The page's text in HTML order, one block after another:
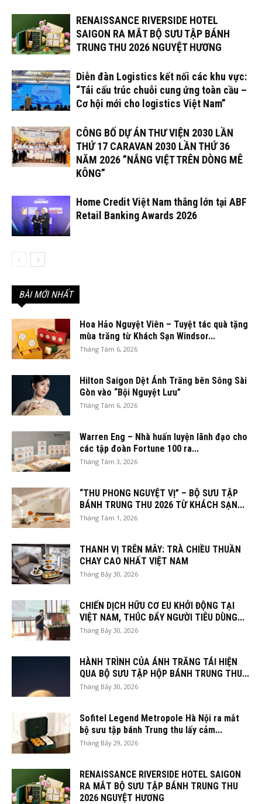
RENAISSANCE RIVERSIDE HOTEL
SAIGON RA MẮT BỘ SƯU TẬP BÁNH
TRUNG THU 2026 NGUYỆT HƯƠNG
Diễn đàn Logistics kết nối các khu vực:
“Tái cấu trúc chuỗi cung ứng toàn cầu –
Cơ hội mới cho logistics Việt Nam”
CÔNG BỐ DỰ ÁN THƯ VIỆN 2030 LẦN
THỨ 17 CARAVAN 2030 LẦN THỨ 36
NĂM 2026 ”NẮNG VIỆT TRÊN DÒNG MÊ
KÔNG”
Home Credit Việt Nam thắng lớn tại ABF
Retail Banking Awards 2026
BÀI MỚI NHẤT
Hoa Hảo Nguyệt Viên – Tuyệt tác quà tặng
mùa trăng từ Khách Sạn Windsor...
Tháng Tám 6, 2026
Hilton Saigon Dệt Ánh Trăng bên Sông Sài
Gòn vào “Bội Nguyệt Lưu”
Tháng Tám 6, 2026
Warren Eng – Nhà huấn luyện lãnh đạo cho
các tập đoàn Fortune 100 ra...
Tháng Tám 3, 2026
“THU PHONG NGUYỆT VỊ” – BỘ SƯU TẬP
BÁNH TRUNG THU 2026 TỪ KHÁCH SẠN...
Tháng Tám 1, 2026
THANH VỊ TRÊN MÂY: TRÀ CHIỀU THUẦN
CHAY CAO NHẤT VIỆT NAM
Tháng Bảy 30, 2026
CHIẾN DỊCH HỮU CƠ EU KHỞI ĐỘNG TẠI
VIỆT NAM, THÚC ĐẨY NGƯỜI TIÊU DÙNG...
Tháng Bảy 30, 2026
HÀNH TRÌNH CỦA ÁNH TRĂNG TÁI HIỆN
QUA BỘ SƯU TẬP HỘP BÁNH TRUNG THU...
Tháng Bảy 30, 2026
Sofitel Legend Metropole Hà Nội ra mắt
bộ sưu tập bánh Trung thu lấy cảm...
Tháng Bảy 29, 2026
RENAISSANCE RIVERSIDE HOTEL SAIGON
RA MẮT BỘ SƯU TẬP BÁNH TRUNG THU
2026 NGUYỆT HƯƠNG